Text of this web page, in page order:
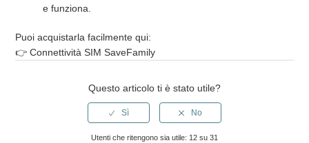
e funziona.
Puoi acquistarla facilmente qui:
👉Connettività SIM SaveFamily
Questo articolo ti è stato utile?
Utenti che ritengono sia utile: 12 su 31